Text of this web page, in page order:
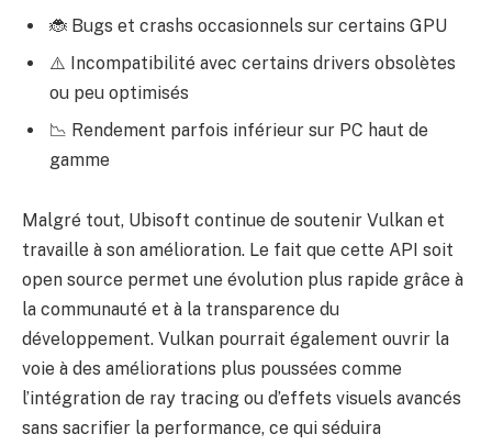
🐞 Bugs et crashs occasionnels sur certains GPU
⚠️ Incompatibilité avec certains drivers obsolètes
ou peu optimisés
📉 Rendement parfois inférieur sur PC haut de
gamme
Malgré tout, Ubisoft continue de soutenir Vulkan et
travaille à son amélioration. Le fait que cette API soit
open source permet une évolution plus rapide grâce à
la communauté et à la transparence du
développement. Vulkan pourrait également ouvrir la
voie à des améliorations plus poussées comme
l’intégration de ray tracing ou d’effets visuels avancés
sans sacrifier la performance, ce qui séduira